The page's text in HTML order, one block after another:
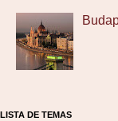
LISTA DE TEMAS